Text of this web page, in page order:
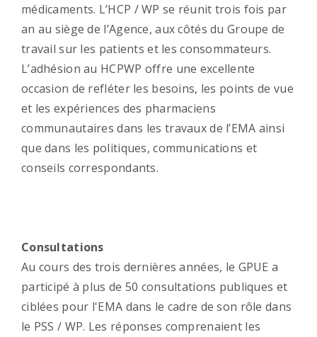
médicaments. L’HCP / WP se réunit trois fois par
an au siège de l’Agence, aux côtés du Groupe de
travail sur les patients et les consommateurs.
L’adhésion au HCPWP offre une excellente
occasion de refléter les besoins, les points de vue
et les expériences des pharmaciens
communautaires dans les travaux de l’EMA ainsi
que dans les politiques, communications et
conseils correspondants.
Consultations
Au cours des trois dernières années, le GPUE a
participé à plus de 50 consultations publiques et
ciblées pour l'EMA dans le cadre de son rôle dans
le PSS / WP. Les réponses comprenaient les